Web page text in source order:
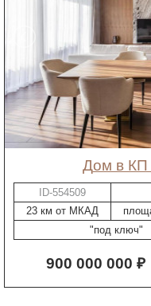
дом в
ID-554509
23 км от МКАД
"под ключ"
900 000 000 ₽